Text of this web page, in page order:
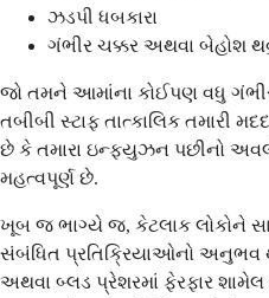
ઝડપી ધબકારા
ગંભીર ચક્કર અથવા બેહોશ
જો તમને આમાંના કોઈપણ વધુ
તબીબી સ્ટાફ તાત્કાલિક તમારી
છે કે તમારા ઇન્ફ્યુઝન પછીનો
મહત્વપૂર્ણ છે.
ખૂબ જ ભાગ્યે જ, કેટલાક લોકોને
સંબંધિત પ્રતિક્રિયાઓનો અનુભવ
અથવા બ્લડ પ્રેશરમાં ફેરફાર